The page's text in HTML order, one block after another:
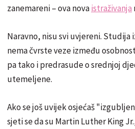
zanemareni – ova novaistraživanja
Naravno, nisu svi uvjereni. Studija
nema čvrste veze između
pa tako i predrasude o srednjoj
utemeljene.
Ako se još uvijek osjećaš
sjeti se da su Martin Luther King